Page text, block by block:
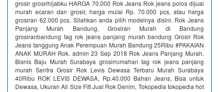
grosir grosirhijabku HARGA 70.000 Rok Jeans Rok jeans polos dijual
murah ecaran dan grosir, harga mulai Rp. 70.000 pcs, atau harga
grosiran 62.000 pcs. Silahkan anda pilih modelnya disini. Rok Jeans
Panjang Murah Bandung, Grosiran Murah di Bandung
grosiranbandung tag rok jeans panjang murah bandung Grosir Rok
Jeans tanggung Anak Perempuan Murah Bandung 25Ribu #PAKAIAN
ANAK MURAH Rok. admin 23 Sep 2018 Rok Jeans Panjang Murah,
Bisnis Baju Murah Surabaya grosirrumahan tag rok jeans panjang
murah Sentra Grosir Rok Levis Dewasa Terbaru Murah Surabaya
40Ribu ROK LEVIS DEWASA, Rp.40.000 Bahan Jeans, Bisa untuk
Dewasa, Ukuran All Size Fitt Jual Rok Denim, Tokopedia tokopedia hot